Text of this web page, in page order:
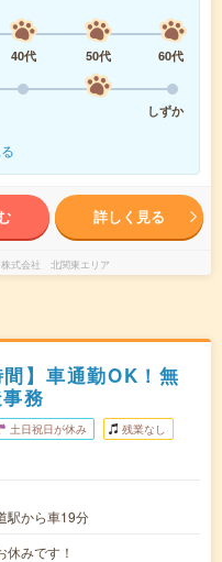
40代 50代
60代
しずか
詳しく見る
株式会社 北関東エリア
】車通勤OK！無
務
土日祝日が休み 残業なし
駅から車19分
みです！